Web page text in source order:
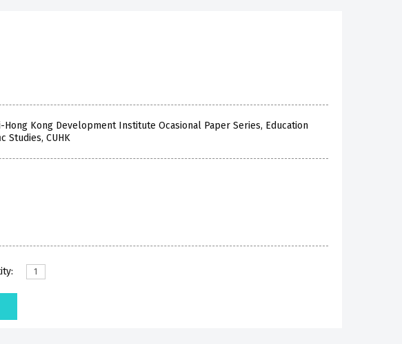
Hong Kong Development Institute Ocasional Paper Series, Education
Studies, CUHK